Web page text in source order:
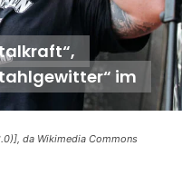
da Wikimedia Commons
im